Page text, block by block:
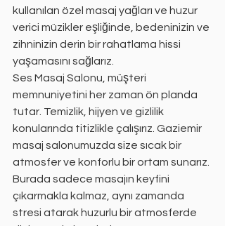
kullanılan özel masaj yağları ve huzur
verici müzikler eşliğinde, bedeninizin ve
zihninizin derin bir rahatlama hissi
yaşamasını sağlarız.
Ses Masaj Salonu, müşteri
memnuniyetini her zaman ön planda
tutar. Temizlik, hijyen ve gizlilik
konularında titizlikle çalışırız. Gaziemir
masaj salonumuzda size sıcak bir
atmosfer ve konforlu bir ortam sunarız.
Burada sadece masajın keyfini
çıkarmakla kalmaz, aynı zamanda
stresi atarak huzurlu bir atmosferde